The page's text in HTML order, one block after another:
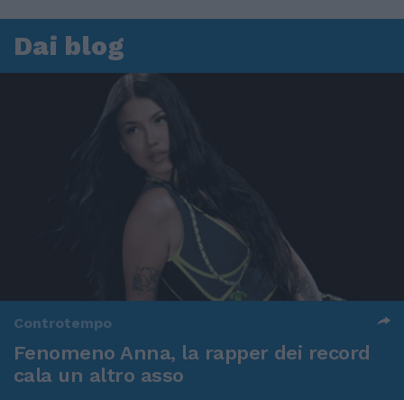
Dai blog
Controtempo
Fenomeno Anna, la rapper dei record
cala un altro asso